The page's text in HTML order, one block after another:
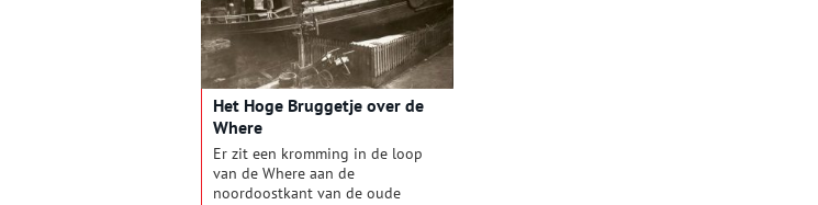
Het Hoge Bruggetje over de
Where
Er zit een kromming in de loop
van de Where aan de
noordoostkant van de oude